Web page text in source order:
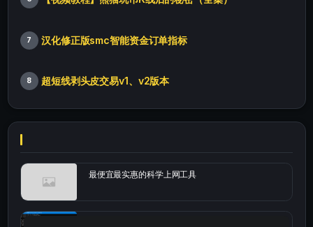
7 汉化修正版smc智能资金订单指标
8 超短线剥头皮交易v1、v2版本
最便宜最实惠的科学上网工具